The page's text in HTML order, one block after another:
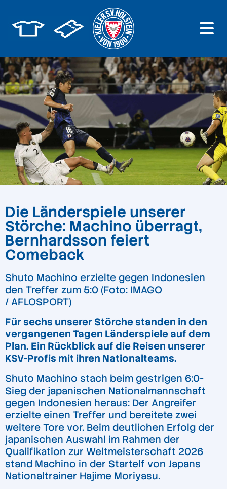
Die Länderspiele unserer
Störche: Machino überragt,
Bernhardsson feiert
Comeback
Shuto Machino erzielte gegen Indonesien
den Treffer zum 5:0 (Foto: IMAGO
/ AFLOSPORT)
Für sechs unserer Störche standen in den
vergangenen Tagen Länderspiele auf dem
Plan. Ein Rückblick auf die Reisen unserer
KSV-Profis mit ihren Nationalteams.
Shuto Machino stach beim gestrigen 6:0-
Sieg der japanischen Nationalmannschaft
gegen Indonesien heraus: Der Angreifer
erzielte einen Treffer und bereitete zwei
weitere Tore vor. Beim deutlichen Erfolg der
japanischen Auswahl im Rahmen der
Qualifikation zur Weltmeisterschaft 2026
stand Machino in der Startelf von Japans
Nationaltrainer Hajime Moriyasu.